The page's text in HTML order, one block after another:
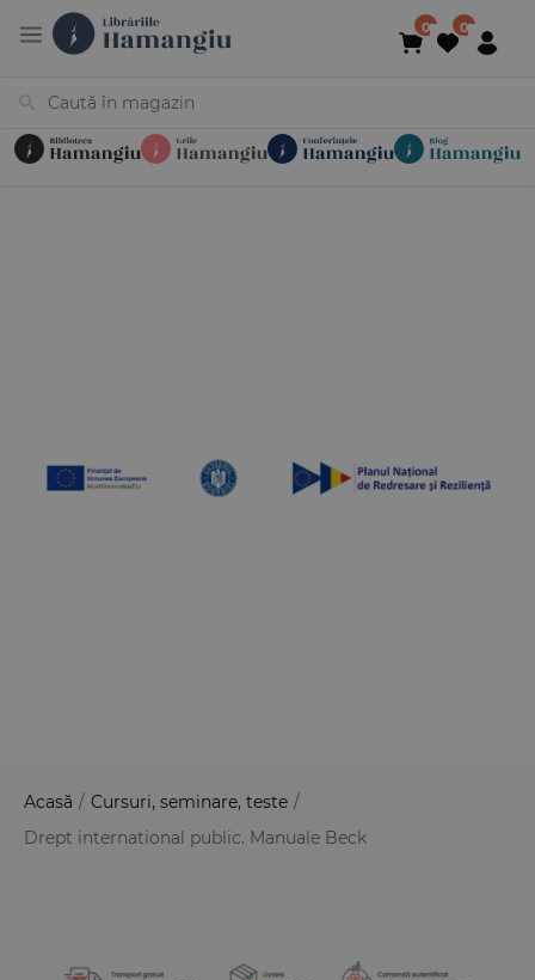
Acasă / Cursuri, seminare, teste /
Drept international public. Manuale Beck